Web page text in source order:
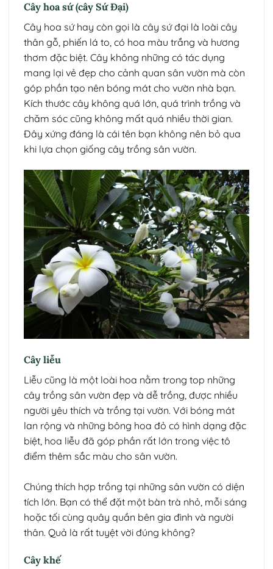
Cây hoa sứ (cây Sứ Đại)
Cây hoa sứ hay còn gọi là cây sứ đại là loài cây
thân gỗ, phiến lá to, có hoa màu trắng và hương
thơm đặc biệt. Cây không những có tác dụng
mang lại vẻ đẹp cho cảnh quan sân vườn mà còn
góp phần tạo nên bóng mát cho vườn nhà bạn.
Kích thước cây không quá lớn, quá trình trồng và
chăm sóc cũng không mất quá nhiều thời gian.
Đây xứng đáng là cái tên bạn không nên bỏ qua
khi lựa chọn giống cây trồng sân vườn.
Cây liễu
Liễu cũng là một loài hoa nằm trong top những
cây trồng sân vườn đẹp và dễ trồng, được nhiều
người yêu thích và trồng tại vườn. Với bóng mát
lan rộng và những bông hoa đỏ có hình dạng đặc
biệt, hoa liễu đã góp phần rất lớn trong việc tô
điểm thêm sắc màu cho sân vườn.
Chúng thích hợp trồng tại những sân vườn có diện
tích lớn. Bạn có thể đặt một bàn trà nhỏ, mỗi sáng
hoặc tối cùng quây quần bên gia đình và người
thân. Quả là rất tuyệt vời đúng không?
Cây khế